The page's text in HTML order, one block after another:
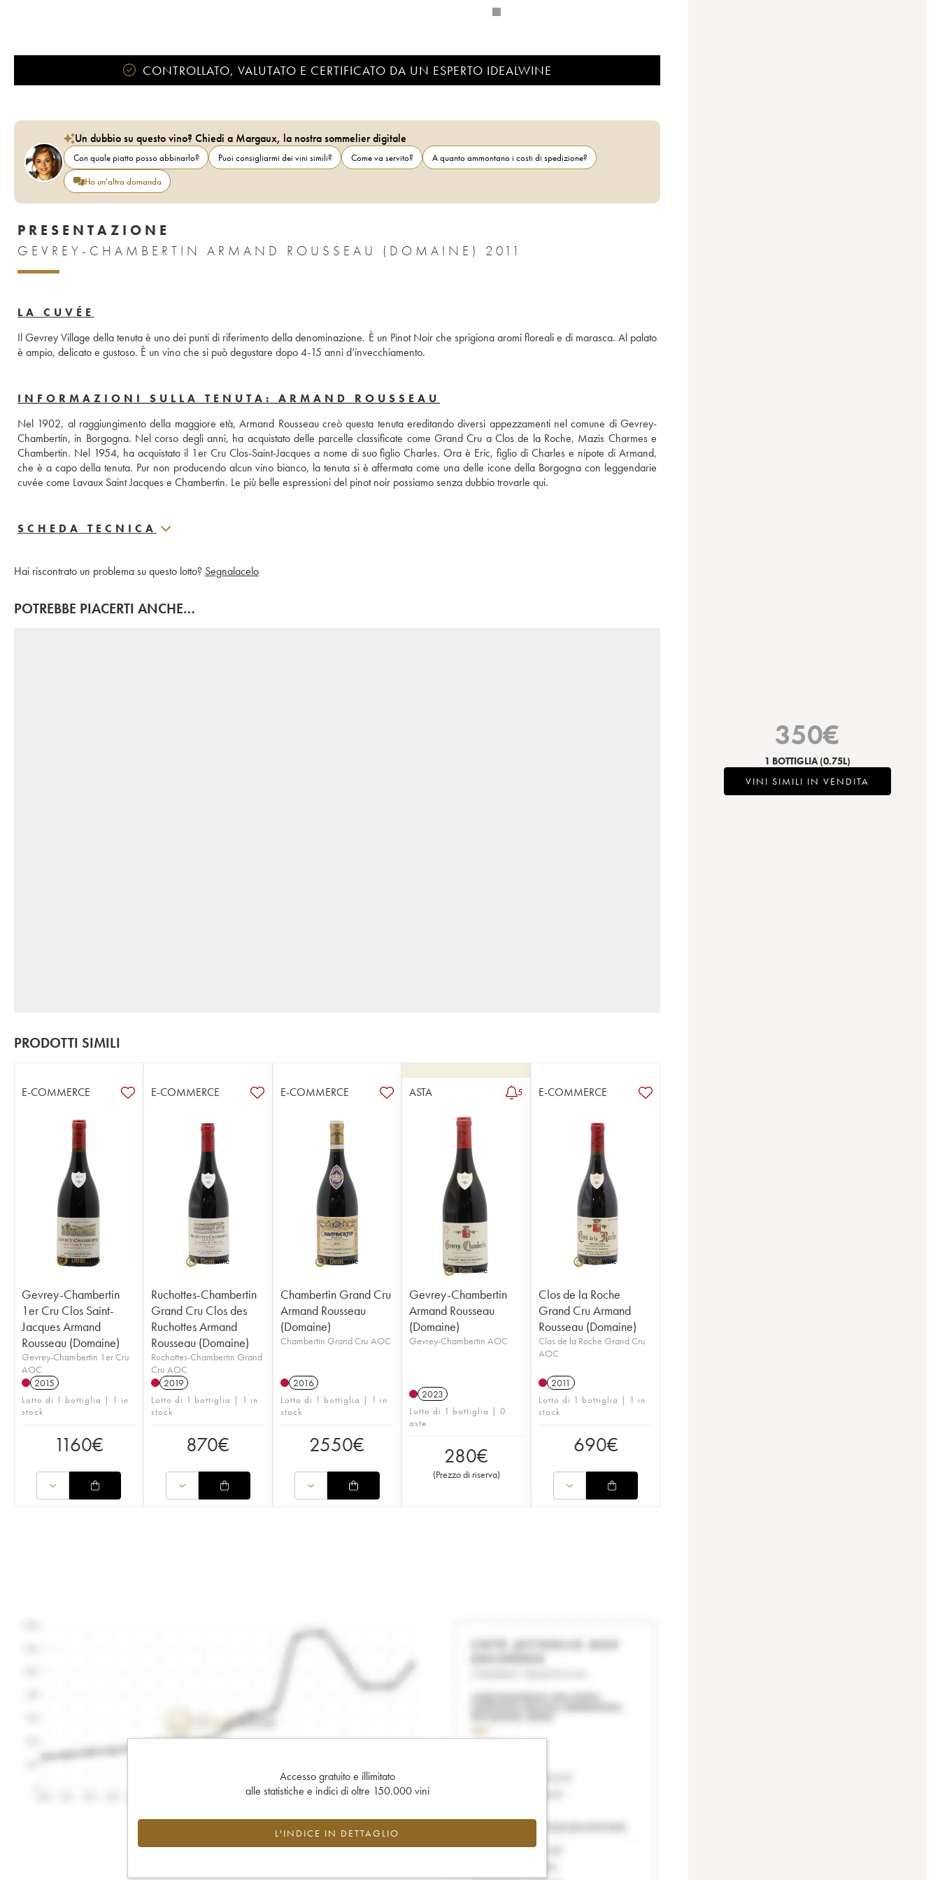
CONTROLLATO, VALUTATO E CERTIFICATO DA UN ESPERTO IDEALWINE
Un dubbio su questo vino? Chiedi a Margaux, la nostra sommelier digitale
Con quale piatto posso abbinarlo? Puoi consigliarmi dei vini simili? Come va servito?
A quanto ammontano i costi di spedizione?
Ho un'altra domanda
PRESENTAZIONE
GEVREY-CHAMBERTIN ARMAND ROUSSEAU (DOMAINE) 2011
LA CUVÉE
Il Gevrey Village della tenuta è uno dei punti di riferimento della denominazione. È un Pinot Noir che sprigiona aromi floreali e di marasca. Al palato
è ampio, delicato e gustoso. È un vino che si può degustare dopo 4-15 anni d’invecchiamento.
INFORMAZIONI SULLA TENUTA: ARMAND ROUSSEAU
Nel 1902, al raggiungimento della maggiore età, Armand Rousseau creò questa tenuta ereditando diversi appezzamenti nel comune di Gevrey-
Chambertin, in Borgogna. Nel corso degli anni, ha acquistato delle parcelle classificate come Grand Cru a Clos de la Roche, Mazis Charmes e
Chambertin. Nel 1954, ha acquistato il 1er Cru Clos-Saint-Jacques a nome di suo figlio Charles. Ora è Eric, figlio di Charles e nipote di Armand,
che è a capo della tenuta. Pur non producendo alcun vino bianco, la tenuta si è affermata come una delle icone della Borgogna con leggendarie
cuvée come Lavaux Saint Jacques e Chambertin. Le più belle espressioni del pinot noir possiamo senza dubbio trovarle qui.
SCHEDA TECNICA
Hai riscontrato un problema su questo lotto? Segnalacelo
POTREBBE PIACERTI ANCHE…
PRODOTTI SIMILI
E-COMMERCE
Gevrey-Chambertin
1er Cru Clos Saint-
Jacques Armand
Rousseau (Domaine)
Gevrey-Chambertin 1er Cru
AOC
2015
Lotto di 1 bottiglia | 1 in
stock
1160€
E-COMMERCE
Ruchottes-Chambertin
Grand Cru Clos des
Ruchottes Armand
Rousseau (Domaine)
Ruchottes-Chambertin Grand
Cru AOC
2019
Lotto di 1 bottiglia | 1 in
stock
870€
E-COMMERCE
Chambertin Grand Cru
Armand Rousseau
(Domaine)
Chambertin Grand Cru AOC
2016
Lotto di 1 bottiglia | 1 in
stock
2550€
ASTA 5
Gevrey-Chambertin
Armand Rousseau
(Domaine)
Gevrey-Chambertin AOC
2023
Lotto di 1 bottiglia | 0
aste
280€
(Prezzo di riserva)
E-COMMERCE
Clos de la Roche
Grand Cru Armand
Rousseau (Domaine)
Clos de la Roche Grand Cru
AOC
2011
Lotto di 1 bottiglia | 1 in
stock
690€
Accesso gratuito e illimitato
alle statistiche e indici di oltre 150.000 vini
L'INDICE IN DETTAGLIO
350€
1 BOTTIGLIA (0.75L)
VINI SIMILI IN VENDITA